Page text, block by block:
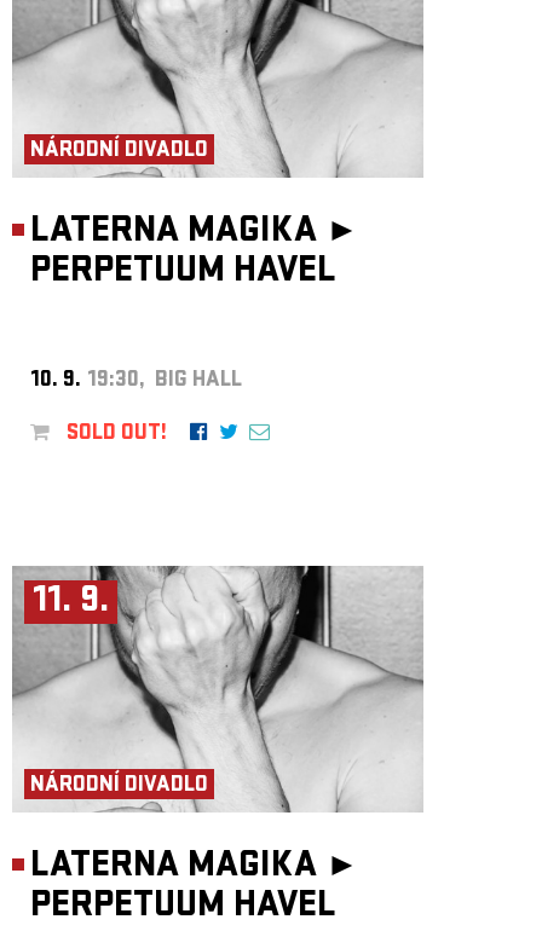
NÁRODNÍ DIVADLO
LATERNA MAGIKA ►
PERPETUUM HAVEL
10. 9. 19:30, BIG HALL
SOLD OUT!
11. 9.
NÁRODNÍ DIVADLO
LATERNA MAGIKA ►
PERPETUUM HAVEL